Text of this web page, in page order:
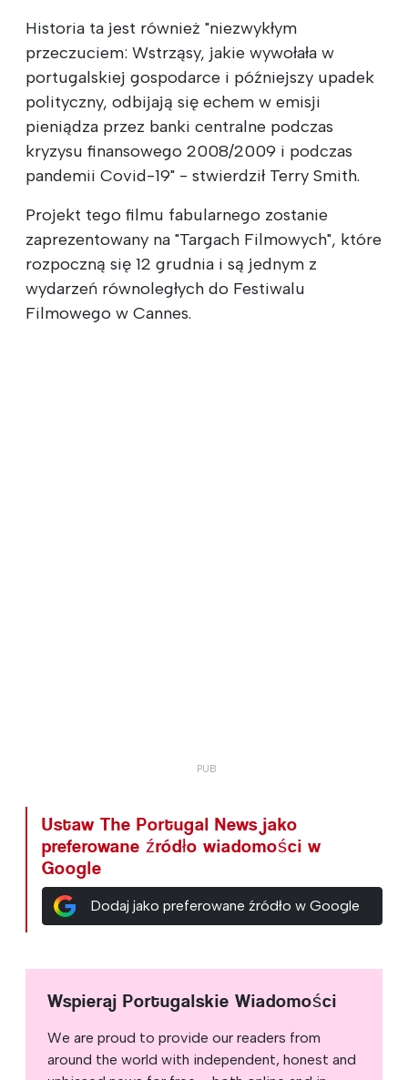
Historia ta jest również "niezwykłym
przeczuciem: Wstrząsy, jakie wywołała w
portugalskiej gospodarce i późniejszy upadek
polityczny, odbijają się echem w emisji
pieniądza przez banki centralne podczas
kryzysu finansowego 2008/2009 i podczas
pandemii Covid-19" - stwierdził Terry Smith.
Projekt tego filmu fabularnego zostanie
zaprezentowany na "Targach Filmowych", które
rozpoczną się 12 grudnia i są jednym z
wydarzeń równoległych do Festiwalu
Filmowego w Cannes.
Ustaw The Portugal News jako
preferowane źródło wiadomości w
Google
Dodaj jako preferowane źródło w Google
Wspieraj Portugalskie Wiadomości
We are proud to provide our readers from
around the world with independent, honest and